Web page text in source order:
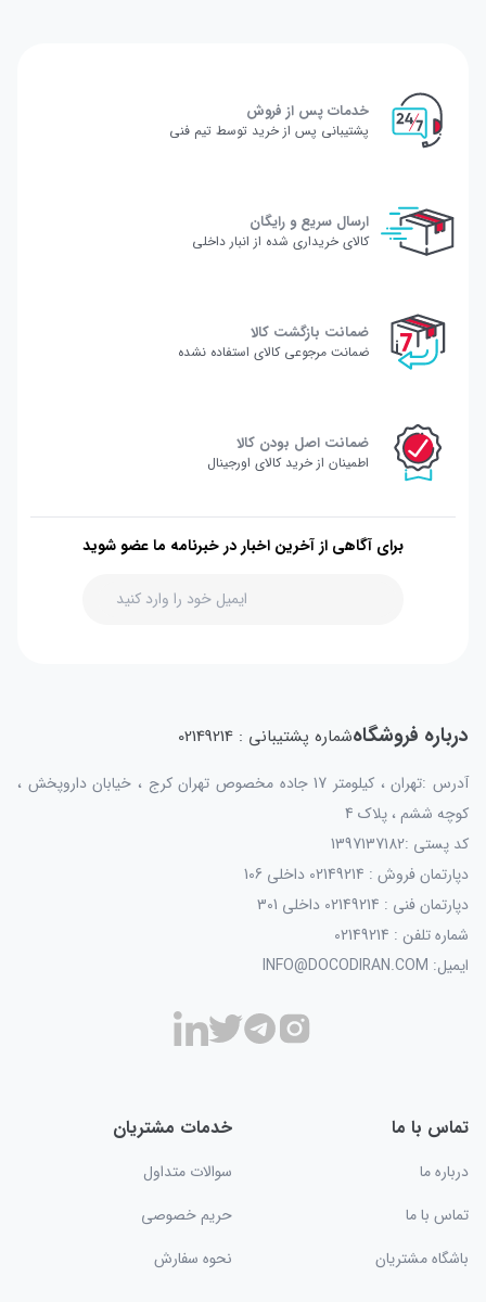
خدمات پس از فروش
پشتیبانی پس از خرید توسط تیم فنی
ارسال سریع و رایگان
کالای خریداری شده از انبار داخلی
ضمانت بازگشت کالا
ضمانت مرجوعی کالای استفاده نشده
ضمانت اصل بودن کالا
اطمینان از خرید کالای اورجینال
برای آگاهی از آخرین اخبار در خبرنامه ما عضو شوید
درباره فروشگاهشماره پشتیبانی : 02149214
آدرس :تهران ، کیلومتر 17 جاده مخصوص تهران کرج ، خیابان داروپخش ،
کوچه ششم ، پلاک 4
کد پستی :1397137182
دپارتمان فروش : 02149214 داخلی 106
دپارتمان فنی : 02149214 داخلی 301
شماره تلفن : 02149214
ایمیل: INFO@DOCODIRAN.COM
تماس با ما
درباره ما
تماس با ما
باشگاه مشتریان
خدمات مشتریان
سوالات متداول
حریم خصوصی
نحوه سفارش